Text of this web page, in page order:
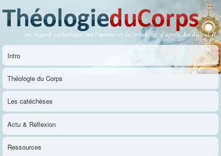
contenu
principal
Théologie du Corps
un regard catholique sur l'amour et la sexualité, d'après Jean-Paul II
Menu principal
Intro
Théologie du Corps
Les catéchèses
Actu & Réflexion
Ressources